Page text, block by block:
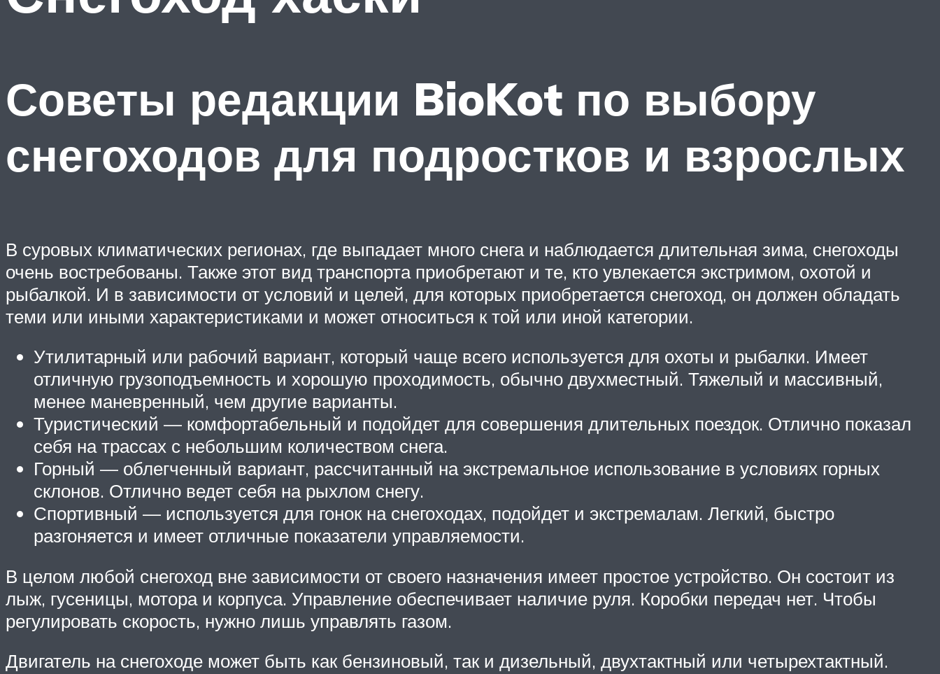
Советы редакции BioKot по выбору
снегоходов для подростков и взрослых
В суровых климатических регионах, где выпадает много снега и наблюдается длительная зима, снегоходы
очень востребованы. Также этот вид транспорта приобретают и те, кто увлекается экстримом, охотой и
рыбалкой. И в зависимости от условий и целей, для которых приобретается снегоход, он должен обладать
теми или иными характеристиками и может относиться к той или иной категории.
Утилитарный или рабочий вариант, который чаще всего используется для охоты и рыбалки. Имеет
отличную грузоподъемность и хорошую проходимость, обычно двухместный. Тяжелый и массивный,
менее маневренный, чем другие варианты.
Туристический — комфортабельный и подойдет для совершения длительных поездок. Отлично показал
себя на трассах с небольшим количеством снега.
Горный — облегченный вариант, рассчитанный на экстремальное использование в условиях горных
склонов. Отлично ведет себя на рыхлом снегу.
Спортивный — используется для гонок на снегоходах, подойдет и экстремалам. Легкий, быстро
разгоняется и имеет отличные показатели управляемости.
В целом любой снегоход вне зависимости от своего назначения имеет простое устройство. Он состоит из
лыж, гусеницы, мотора и корпуса. Управление обеспечивает наличие руля. Коробки передач нет. Чтобы
регулировать скорость, нужно лишь управлять газом.
Двигатель на снегоходе может быть как бензиновый, так и дизельный, двухтактный или четырехтактный.